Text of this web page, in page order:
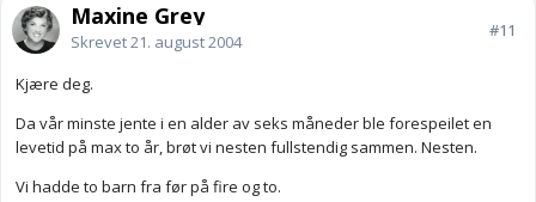
Maxine Grey
Skrevet21. august 2004
#11
Kjære deg.
Da vår minste jente i en alder av seks måneder ble forespeilet en
levetid på max to år, brøt vi nesten fullstendig sammen. Nesten.
Vi hadde to barn fra før på fire og to.